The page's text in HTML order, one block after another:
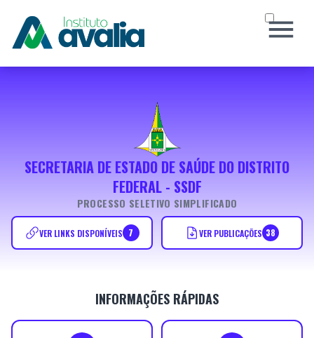
O INSTITUTO
CONCURSOS
NOTÍCIAS
CERTIFICADO
CONTATO
Área do Candidato
SECRETARIA DE ESTADO DE SAÚDE DO DISTRITO
FEDERAL - SSDF
PROCESSO SELETIVO SIMPLIFICADO
VER LINKS DISPONÍVEIS 7 VER PUBLICAÇÕES 38
INFORMAÇÕES RÁPIDAS